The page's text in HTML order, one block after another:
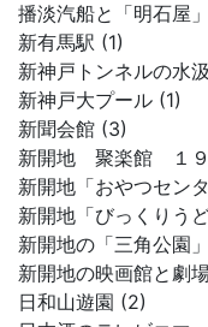
播淡汽船と「明石屋
新有馬駅 (1)
新神戸トンネルの水
新神戸大プール (1)
新聞会館 (3)
新開地 聚楽館 １９
新開地「おやつセン
新開地「びっくりう
新開地の「三角公園
新開地の映画館と劇
日和山遊園 (2)